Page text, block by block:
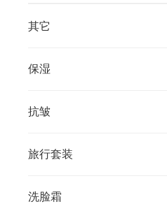
旅行套装
疗程套装
美白
防晒及粉底
其它
保湿
抗皱
旅行套装
洗脸霜